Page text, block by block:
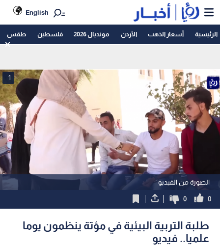
English
الرئيسية أسعار الذهب الأردن مونديال 2026 فلسطين طقس
الصورة من الفيديو
1
0
0
طلبة التربية البيئية في مؤتة ينظمون يوما
علميا.. فيديو